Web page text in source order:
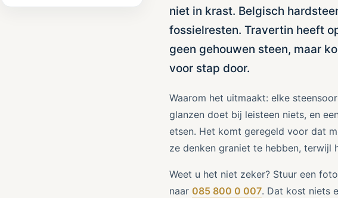
niet in krast. Belgisch
fossielresten. Travertin heeft
geen gehouwen steen, maar
voor stap door.
Waarom het uitmaakt: elke
glanzen doet bij leisteen niets, en
etsen. Het komt geregeld voor dat
ze denken graniet te hebben, terwijl
Weet u het niet zeker? Stuur een
naar 085 800 0 007. Dat kost niets